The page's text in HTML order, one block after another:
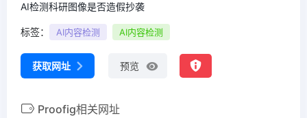
AI检测科研图像是否造假抄袭
标签： AI内容检测 AI内容检测
获取网址 预览
Proofig相关网址